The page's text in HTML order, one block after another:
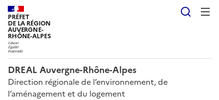
PRÉFET
DE LA RÉGION
AUVERGNE-
RHÔNE-ALPES
DREAL Auvergne-Rhône-Alpes
Direction régionale de l’environnement, de
l’aménagement et du logement